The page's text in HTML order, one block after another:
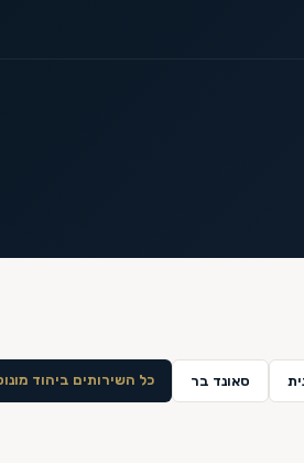
סאונד בר כל השירותים ביהוד